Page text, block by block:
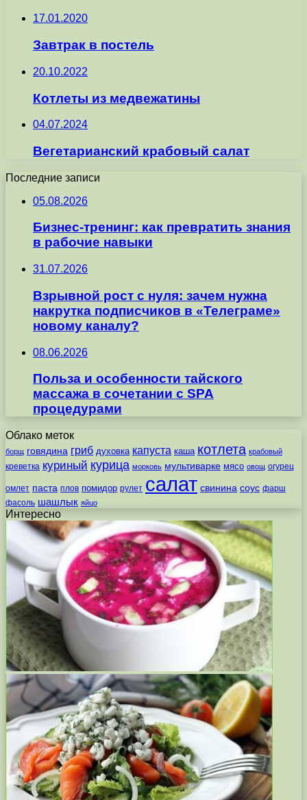
17.01.2020
Завтрак в постель
20.10.2022
Котлеты из медвежатины
04.07.2024
Вегетарианский крабовый салат
Последние записи
05.08.2026
Бизнес-тренинг: как превратить знания
в рабочие навыки
31.07.2026
Взрывной рост с нуля: зачем нужна
накрутка подписчиков в «Телеграме»
новому каналу?
08.06.2026
Польза и особенности тайского
массажа в сочетании с SPA
процедурами
Облако меток
борщ говядина гриб духовка капуста каша котлета крабовый
креветка куриный курица морковь мультиварке мясо овощ огурец
омлет паста плов помидор рулет салат свинина соус фарш
фасоль шашлык яйцо
Интересно